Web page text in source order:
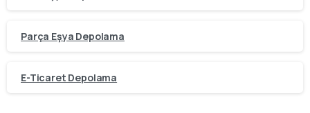
Parça Eşya Depolama
E-Ticaret Depolama